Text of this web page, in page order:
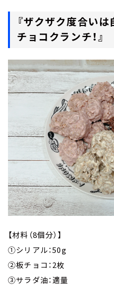
『ザクザク度合いは
チョコクランチ！』
【材料（8個分）】
①シリアル：50g
②板チョコ：2枚
③サラダ油：適量